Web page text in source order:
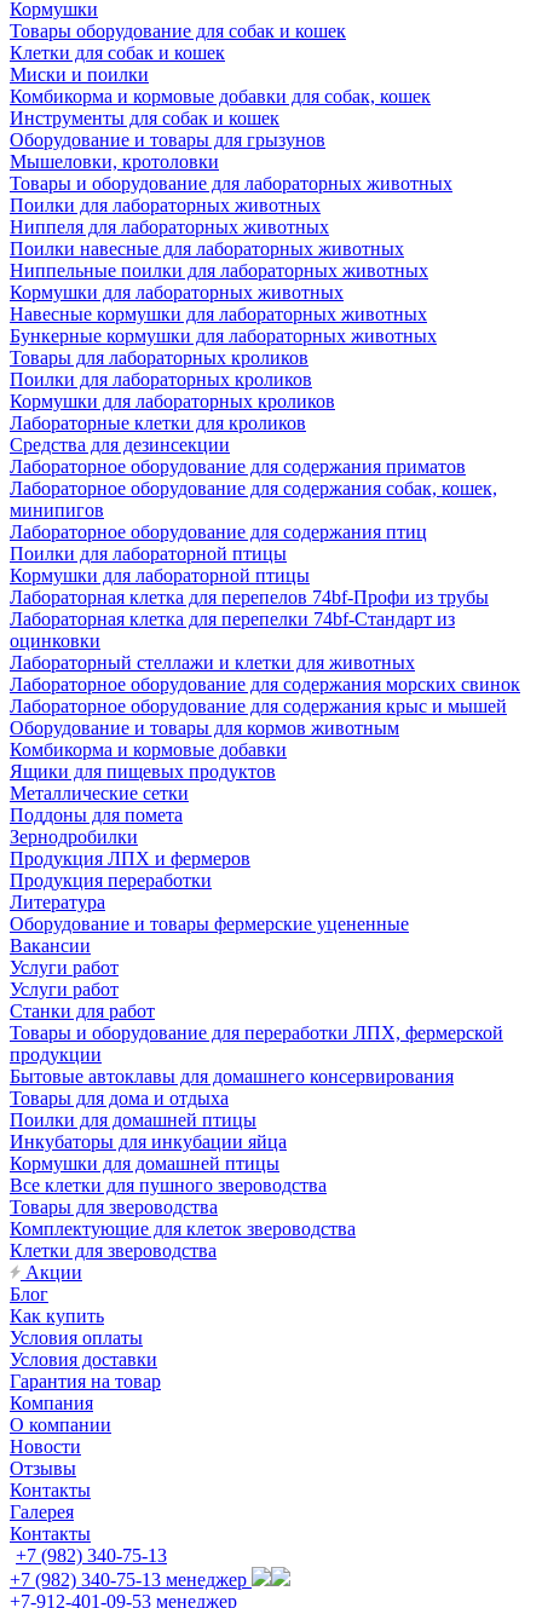
Кормушки
Товары оборудование для собак и кошек
Клетки для собак и кошек
Миски и поилки
Комбикорма и кормовые добавки для собак, кошек
Инструменты для собак и кошек
Оборудование и товары для грызунов
Мышеловки, кротоловки
Товары и оборудование для лабораторных животных
Поилки для лабораторных животных
Ниппеля для лабораторных животных
Поилки навесные для лабораторных животных
Ниппельные поилки для лабораторных животных
Кормушки для лабораторных животных
Навесные кормушки для лабораторных животных
Бункерные кормушки для лабораторных животных
Товары для лабораторных кроликов
Поилки для лабораторных кроликов
Кормушки для лабораторных кроликов
Лабораторные клетки для кроликов
Средства для дезинсекции
Лабораторное оборудование для содержания приматов
Лабораторное оборудование для содержания собак, кошек,
минипигов
Лабораторное оборудование для содержания птиц
Поилки для лабораторной птицы
Кормушки для лабораторной птицы
Лабораторная клетка для перепелов 74bf-Профи из трубы
Лабораторная клетка для перепелки 74bf-Стандарт из
оцинковки
Лабораторный стеллажи и клетки для животных
Лабораторное оборудование для содержания морских свинок
Лабораторное оборудование для содержания крыс и мышей
Оборудование и товары для кормов животным
Комбикорма и кормовые добавки
Ящики для пищевых продуктов
Металлические сетки
Поддоны для помета
Зернодробилки
Продукция ЛПХ и фермеров
Продукция переработки
Литература
Оборудование и товары фермерские уцененные
Вакансии
Услуги работ
Услуги работ
Станки для работ
Товары и оборудование для переработки ЛПХ, фермерской
продукции
Бытовые автоклавы для домашнего консервирования
Товары для дома и отдыха
Поилки для домашней птицы
Инкубаторы для инкубации яйца
Кормушки для домашней птицы
Все клетки для пушного звероводства
Товары для звероводства
Комплектующие для клеток звероводства
Клетки для звероводства
Акции
Блог
Как купить
Условия оплаты
Условия доставки
Гарантия на товар
Компания
О компании
Новости
Отзывы
Контакты
Галерея
Контакты
+7 (982) 340-75-13
+7 (982) 340-75-13 менеджер
+7-912-401-09-53 менеджер